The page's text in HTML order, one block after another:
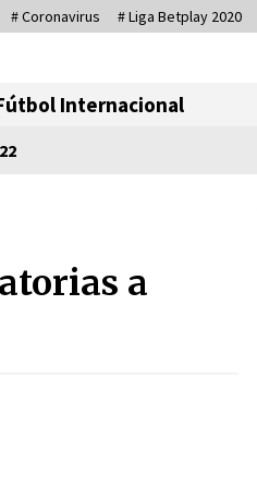
# Coronavirus # Liga Betplay 2020
Corresponsal
Internacional
a